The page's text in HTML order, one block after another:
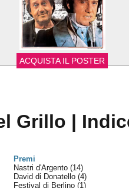
ACQUISTA IL POSTER
Grillo |
Premi
Nastri d'Argento (14)
David di Donatello (4)
Festival di Berlino (1)